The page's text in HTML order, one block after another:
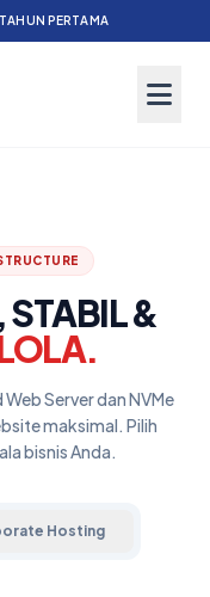
PERTAMA
STABIL &
Server dan NVMe
maksimal. Pilih
bisnis Anda.
Hosting